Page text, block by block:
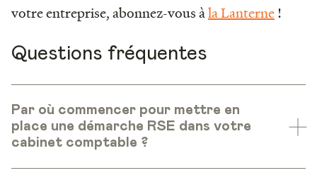
votre entreprise, abonnez-vous àla Lanterne!
Questions fréquentes
Par où commencer pour mettre en
place une démarche RSE dans votre
cabinet comptable ?